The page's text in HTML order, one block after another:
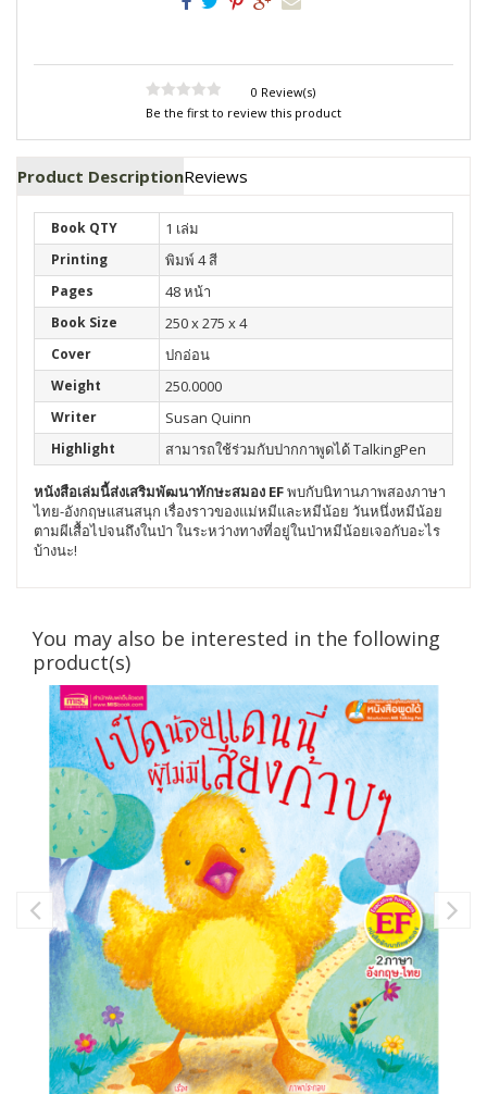
0 Review(s)
Be the first to review this product
Product DescriptionReviews
Book QTY 1 เล่ม
Printing พิมพ์ 4 สี
Pages 48 หน้า
Book Size 250 x 275 x 4
Cover ปกอ่อน
Weight 250.0000
Writer Susan Quinn
Highlight สามารถใช้ร่วมกับปากกาพูดได้ TalkingPen
หนังสือเล่มนี้ส่งเสริมพัฒนาทักษะสมอง EFพบกับนิทานภาพสองภาษา
ไทย-อังกฤษแสนสนุก เรื่องราวของแม่หมีและหมีน้อย วันหนึ่งหมีน้อย
ตามผีเสื้อไปจนถึงในป่า ในระหว่างทางที่อยู่ในป่าหมีน้อยเจอกับอะไร
บ้างนะ!
You may also be interested in the following
product(s)